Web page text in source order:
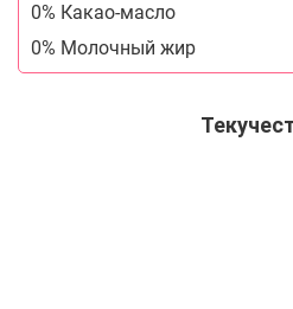
0% Какао-масло
0% Молочный жир